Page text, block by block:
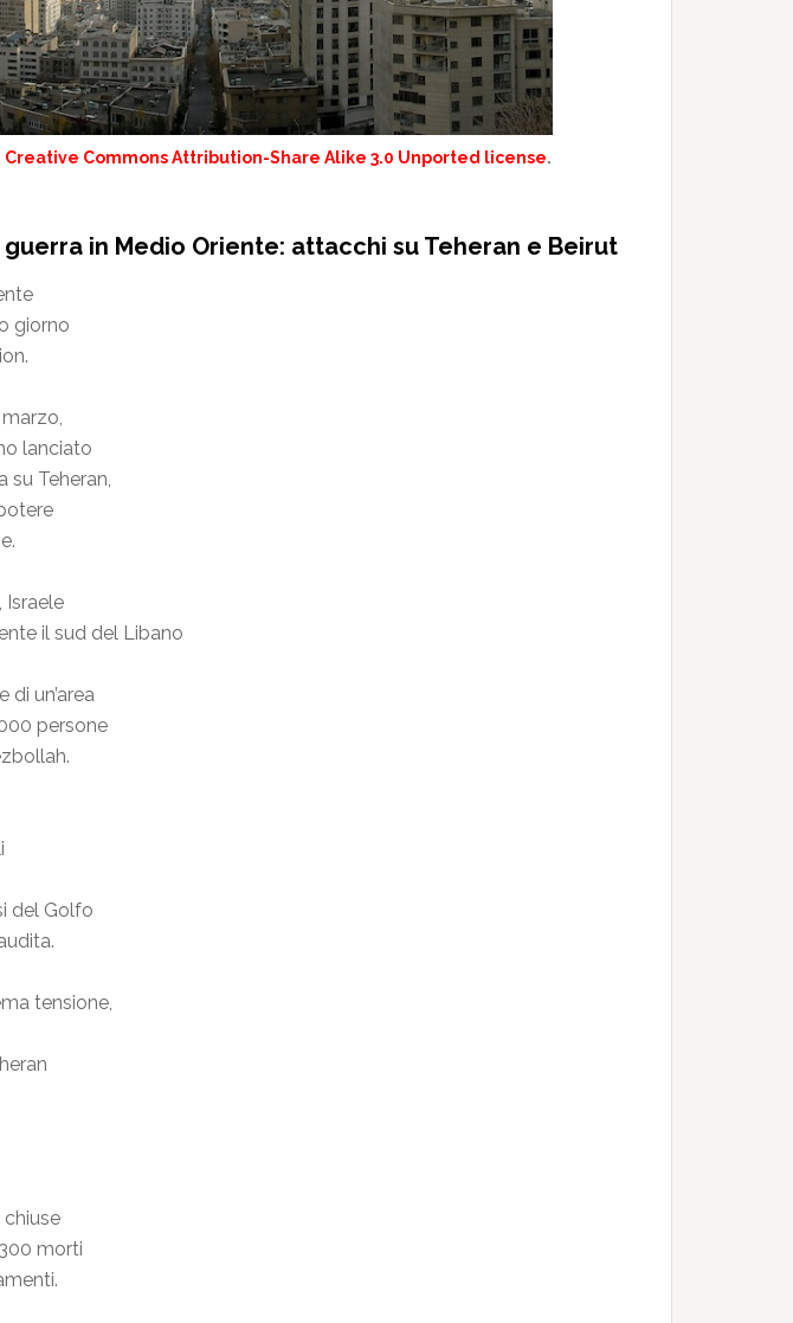
Creative Commons Attribution-Share Alike 3.0 Unported license.
in Medio Oriente: attacchi su Teheran e Beirut
giorno
lanciato
su Teheran,
Israele
il sud del Libano
di un’area
persone
del Golfo
tensione,
morti